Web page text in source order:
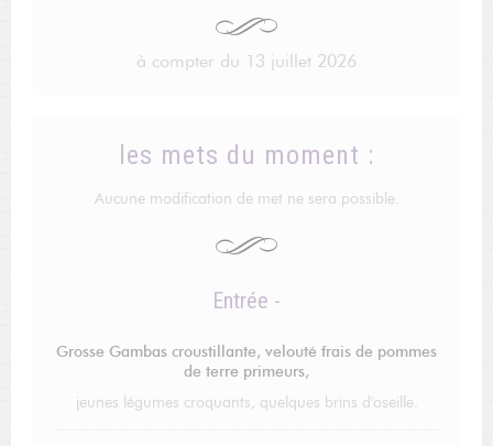
à compter du 13 juillet 2026
les mets du moment :
Aucune modification de met ne sera possible.
Entrée -
Grosse Gambas croustillante, velouté frais de pommes
de terre primeurs,
jeunes légumes croquants, quelques brins d'oseille.